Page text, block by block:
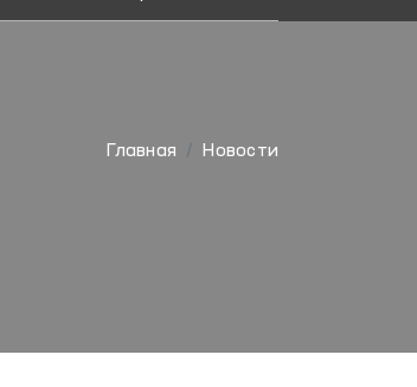
Главная Новости